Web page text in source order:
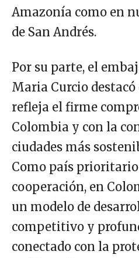
Amazonía como en
de San Andrés.
Por su parte, el
Maria Curcio destacó
refleja el firme
Colombia y con la
ciudades más
Como país
cooperación, en
un modelo de
competitivo y
conectado con la